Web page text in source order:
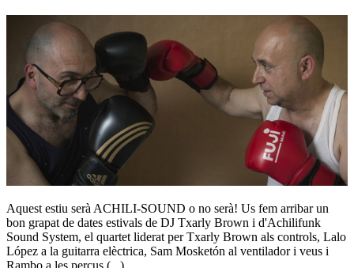
Aquest estiu serà ACHILI-SOUND o no serà! Us fem arribar un
bon grapat de dates estivals de DJ Txarly Brown i d'Achilifunk
Sound System, el quartet liderat per Txarly Brown als controls, Lalo
López a la guitarra elèctrica, Sam Mosketón al ventilador i veus i
Rambo a les percus (...)